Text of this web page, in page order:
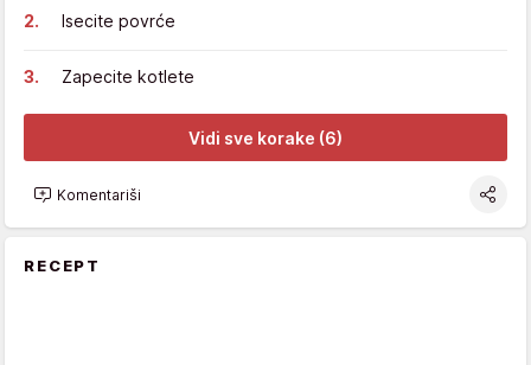
Isecite povrće
Zapecite kotlete
Vidi sve korake (6)
Komentariši
RECEPT